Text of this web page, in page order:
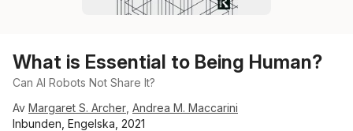
What is Essential to Being Human?
Can AI Robots Not Share It?
Av Margaret S. Archer Andrea M. Maccarini
Inbunden, Engelska, 2021